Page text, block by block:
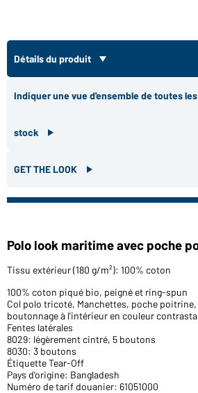
Détails du produit
Indiquer une vue d'ensemble de toutes
stock
GET THE LOOK
Polo look maritime avec poche
Tissu extérieur (180 g/m²): 100% coton
100% coton piqué bio, peigné et ring-spun
Col polo tricoté, Manchettes, poche
boutonnage à l'intérieur en couleur
Fentes latérales
8029: légèrement cintré, 5 boutons
8030: 3 boutons
Étiquette Tear-Off
Pays d'origine: Bangladesh
Numéro de tarif douanier: 61051000